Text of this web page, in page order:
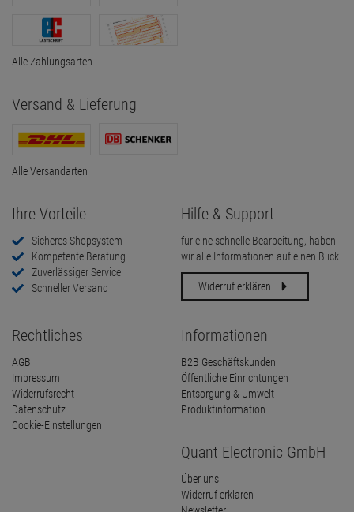
Alle Zahlungsarten
Versand & Lieferung
Alle Versandarten
Ihre Vorteile
Sicheres Shopsystem
Kompetente Beratung
Zuverlässiger Service
Schneller Versand
Hilfe & Support
für eine schnelle Bearbeitung, haben
wir alle Informationen auf einen Blick
Widerruf erklären
Rechtliches
AGB
Impressum
Widerrufsrecht
Datenschutz
Cookie-Einstellungen
Informationen
B2B Geschäftskunden
Öffentliche Einrichtungen
Entsorgung & Umwelt
Produktinformation
Quant Electronic GmbH
Über uns
Widerruf erklären